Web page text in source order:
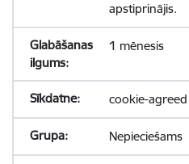
apstiprinājis.
1 mēnesis
cookie-agreed
Nepieciešams